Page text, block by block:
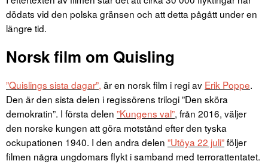
dödats vid den polska gränsen och att detta pågått under en
längre tid.
Norsk film om Quisling
”Quislings sista dagar”, är en norsk film i regi av Erik Poppe.
Den är den sista delen i regissörens trilogi ”Den sköra
demokratin”. I första delen ”Kungens val”, från 2016, väljer
den norske kungen att göra motstånd efter den tyska
ockupationen 1940. I den andra delen ”Utöya 22 juli”följer
filmen några ungdomars flykt i samband med terrorattentatet.